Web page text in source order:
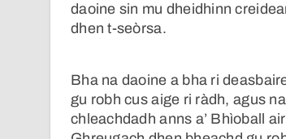
daoine sin mu dheidhinn
dhen t-seòrsa.
Bha na daoine a bha ri
gu robh cus aige ri ràdh, agus
chleachdadh anns a’ Bhìoball